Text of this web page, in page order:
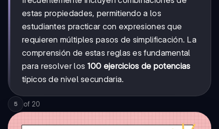
estas propiedades, permitiendo a los
estudiantes practicar con expresiones que
requieren múltiples pasos de simplificación. La
comprensión de estas reglas es fundamental
para resolver los 100 ejercicios de potencias
típicos de nivel secundaria.
5 of 20